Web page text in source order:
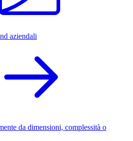
aziendali
da dimensioni, complessità o